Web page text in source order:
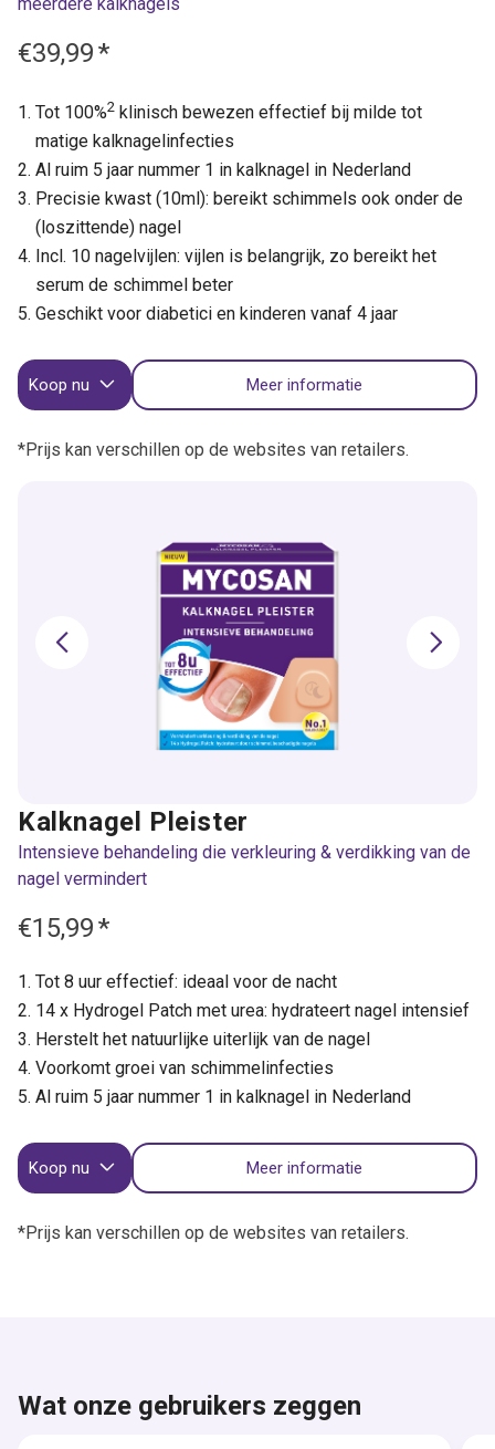
€39,99*
Tot 100%2 klinisch bewezen effectief bij milde tot
matige kalknagelinfecties
Al ruim 5 jaar nummer 1 in kalknagel in Nederland
Precisie kwast (10ml): bereikt schimmels ook onder de
(loszittende) nagel
Incl. 10 nagelvijlen: vijlen is belangrijk, zo bereikt het
serum de schimmel beter
Geschikt voor diabetici en kinderen vanaf 4 jaar
Koop nu Meer informatie
*Prijs kan verschillen op de websites van retailers.
Kalknagel Pleister
Intensieve behandeling die verkleuring & verdikking van de
nagel vermindert
€15,99*
Tot 8 uur effectief: ideaal voor de nacht
14 x Hydrogel Patch met urea: hydrateert nagel intensief
Herstelt het natuurlijke uiterlijk van de nagel
Voorkomt groei van schimmelinfecties
Al ruim 5 jaar nummer 1 in kalknagel in Nederland
Koop nu Meer informatie
*Prijs kan verschillen op de websites van retailers.
Wat onze gebruikers zeggen